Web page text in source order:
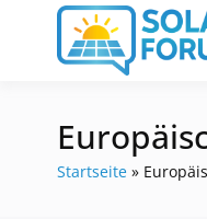
springen
Startseite »